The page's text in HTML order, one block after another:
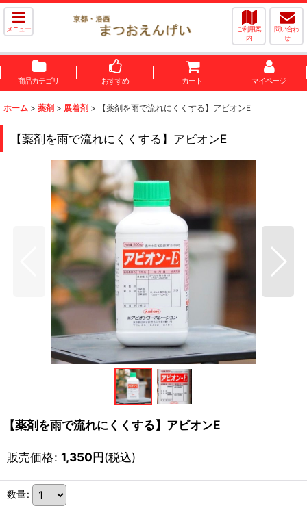
メニュー
ご利用案
内
問い合わ
せ
商品カテゴリ おすすめ カート マイページ
ホーム > 薬剤 > 展着剤 > 【薬剤を雨で流れにくくする】アビオンE
【薬剤を雨で流れにくくする】アビオンE
【薬剤を雨で流れにくくする】アビオンE
販売価格: 1,350円(税込)
数量: